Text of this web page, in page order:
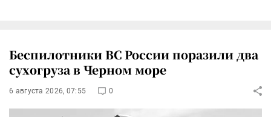
Беспилотники ВС России поразили два
сухогруза в Черном море
6 августа 2026, 07:55 0